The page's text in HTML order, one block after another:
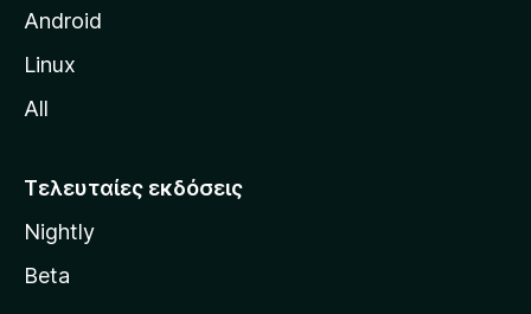
η
o
i
l
a
Android
Linux
All
Τελευταίες εκδόσεις
Nightly
Beta